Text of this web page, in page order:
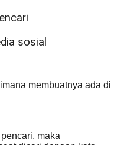
sosial
membuatnya ada di
maka